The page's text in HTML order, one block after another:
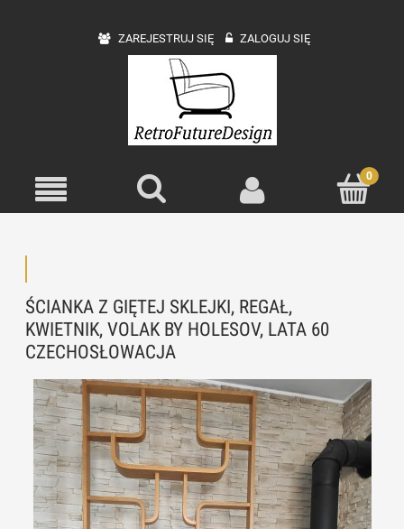
ZAREJESTRUJ SIĘ ZALOGUJ SIĘ
ŚCIANKA Z GIĘTEJ SKLEJKI, REGAŁ,
KWIETNIK, VOLAK BY HOLESOV, LATA 60
CZECHOSŁOWACJA